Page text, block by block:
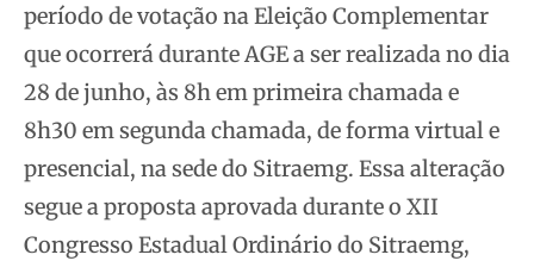
período de votação na Eleição Complementar
que ocorrerá durante AGE a ser realizada no dia
28 de junho, às 8h em primeira chamada e
8h30 em segunda chamada, de forma virtual e
presencial, na sede do Sitraemg. Essa alteração
segue a proposta aprovada durante o XII
Congresso Estadual Ordinário do Sitraemg,